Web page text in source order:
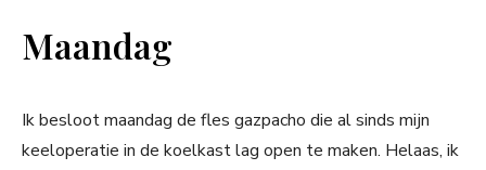
Maandag
Ik besloot maandag de fles gazpacho die al sinds mijn
keeloperatie in de koelkast lag open te maken. Helaas, ik